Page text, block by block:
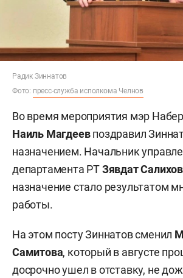
Радик Зиннатов
Фото: пресс-служба исполкома Челнов
Во время мероприятия мэр
Наиль Магдеевпоздравил
назначением. Начальник
департамента РТЗявдат Салихов
назначение стало результатом
работы.
На этом посту Зиннатов сменил
Самитова, который в августе
досрочноушел в отставку, не